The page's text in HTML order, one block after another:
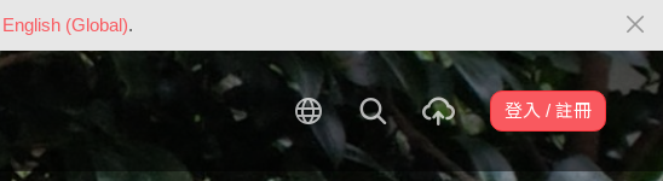
English (Global).
登入 / 註冊